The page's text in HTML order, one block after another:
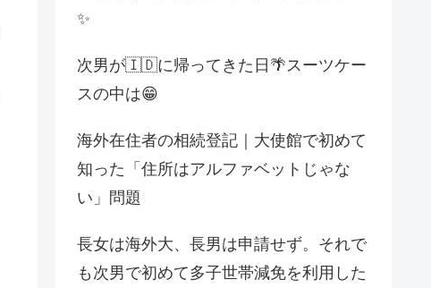
✨
次男が🇮🇩に帰ってきた日🌴スーツケー
スの中は😁
海外在住者の相続登記｜大使館で初めて
知った「住所はアルファベットじゃな
い」問題
長女は海外大、長男は申請せず。それで
も次男で初めて多子世帯減免を利用した